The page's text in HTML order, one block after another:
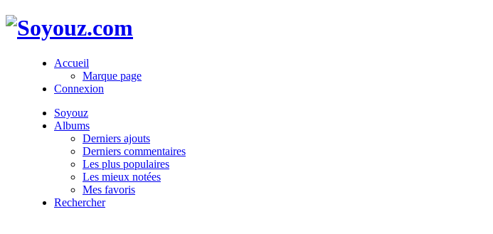
Accueil
Marque page
Connexion
Soyouz
Albums
Derniers ajouts
Derniers commentaires
Les plus populaires
Les mieux notées
Mes favoris
Rechercher